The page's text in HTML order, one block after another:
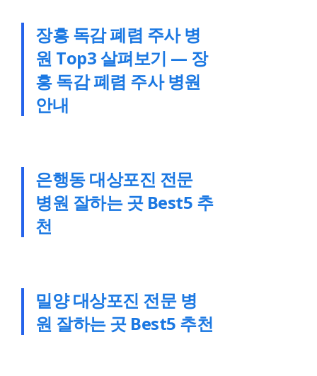
장흥 독감 폐렴 주사 병
원 Top3 살펴보기 — 장
흥 독감 폐렴 주사 병원
안내
은행동 대상포진 전문
병원 잘하는 곳 Best5 추
천
밀양 대상포진 전문 병
원 잘하는 곳 Best5 추천